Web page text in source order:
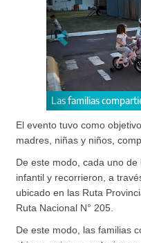
Las familias
El evento tuvo como
madres, niñas y niños,
De este modo, cada uno
infantil y recorrieron, a
ubicado en las Ruta
Ruta Nacional N° 205.
De este modo, las familias